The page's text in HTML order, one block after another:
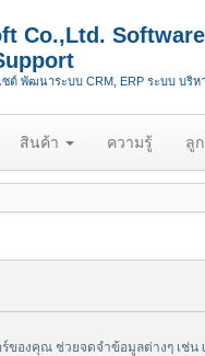
Co.,Ltd.
ซต์ พัฒนาระบบ CRM, ERP ระบบ บริห
สินค้า ความรู้ ลู
ของคุณ ช่วยจดจำข้อมูลต่างๆ เช่น